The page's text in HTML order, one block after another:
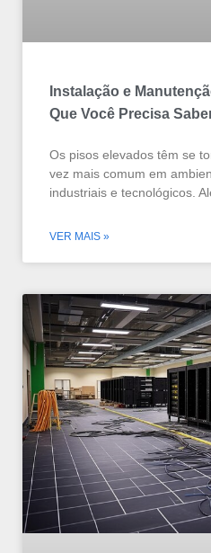
Instalação e
Que Você Precisa
Os pisos elevados têm se
vez mais comum em
industriais e tecnológicos.
VER MAIS »